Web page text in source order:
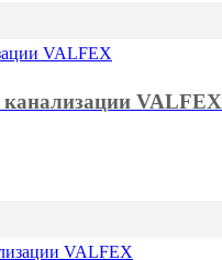
канализации VALFEX